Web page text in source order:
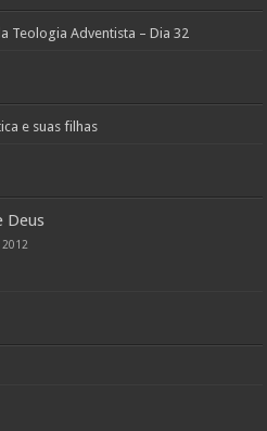
Teologia Adventista – Dia 32
e suas filhas
Deus